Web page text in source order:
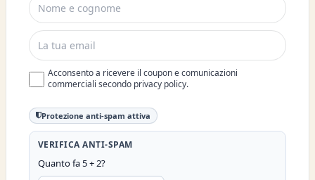
Acconsento a ricevere il coupon e comunicazioni
commerciali secondo privacy policy.
Protezione anti-spam attiva
VERIFICA ANTI-SPAM
Quanto fa 5 + 2?